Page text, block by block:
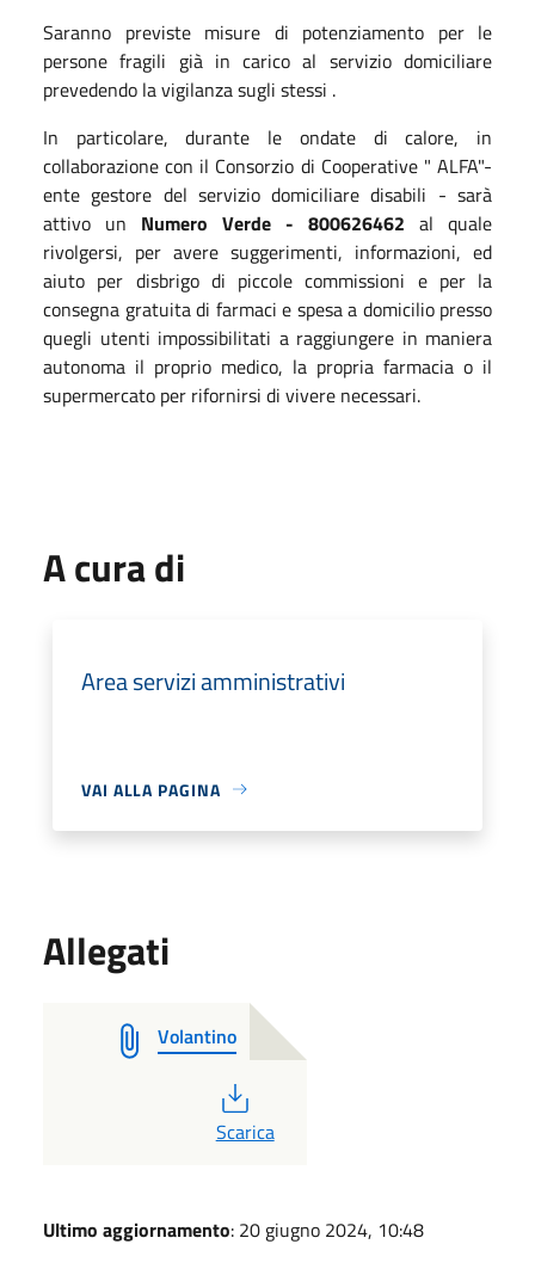
Saranno previste misure di potenziamento per le
persone fragili già in carico al servizio domiciliare
prevedendo la vigilanza sugli stessi .
In particolare, durante le ondate di calore, in
collaborazione con il Consorzio di Cooperative " ALFA"-
ente gestore del servizio domiciliare disabili - sarà
attivo un Numero Verde - 800626462 al quale
rivolgersi, per avere suggerimenti, informazioni, ed
aiuto per disbrigo di piccole commissioni e per la
consegna gratuita di farmaci e spesa a domicilio presso
quegli utenti impossibilitati a raggiungere in maniera
autonoma il proprio medico, la propria farmacia o il
supermercato per rifornirsi di vivere necessari.
A cura di
Area servizi amministrativi
VAI ALLA PAGINA
Allegati
Volantino
PDF
Scarica
Ultimo aggiornamento: 20 giugno 2024, 10:48